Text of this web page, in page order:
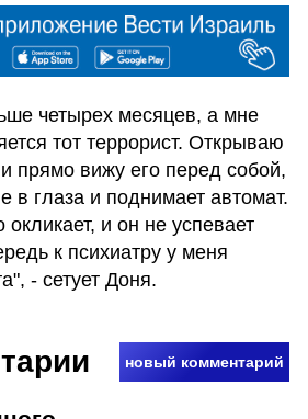
четырех месяцев, а мне
тот террорист. Открываю
прямо вижу его перед собой,
в глаза и поднимает автомат.
окликает, и он не успевает
к психиатру у меня
- сетует Доня.
новый комментарий